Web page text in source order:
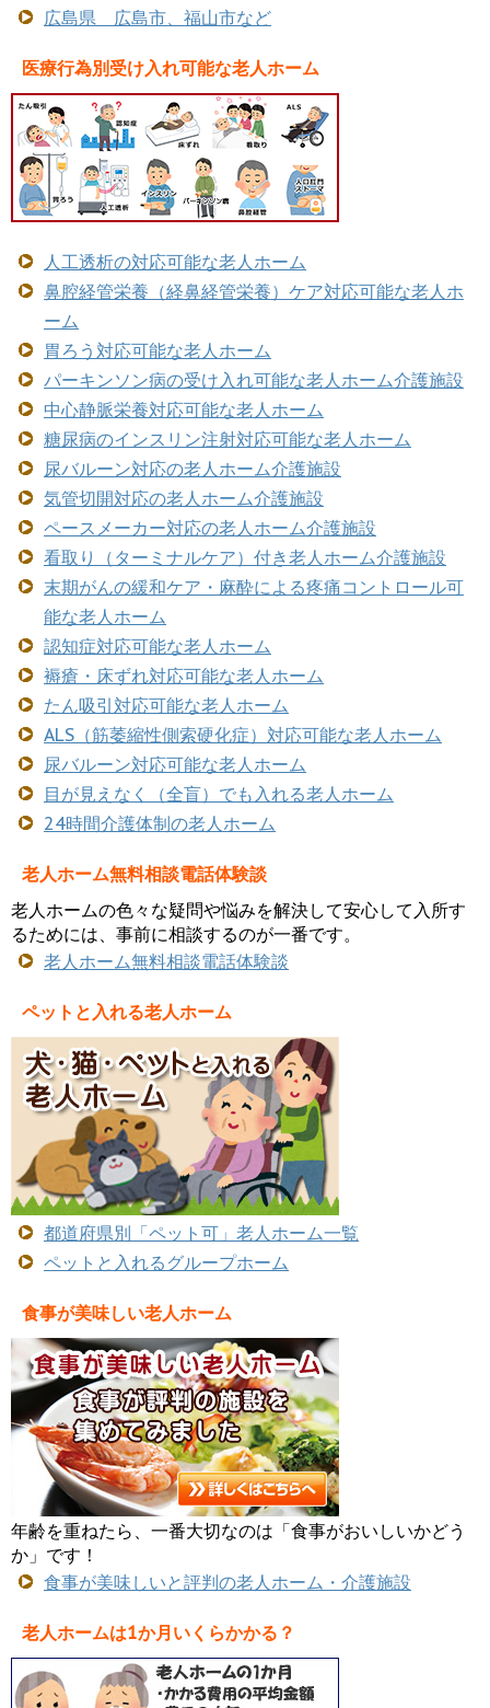
広島県 広島市、福山市など
医療行為別受け入れ可能な老人ホーム
人工透析の対応可能な老人ホーム
鼻腔経管栄養（経鼻経管栄養）ケア対応可能な老人ホ
ーム
胃ろう対応可能な老人ホーム
パーキンソン病の受け入れ可能な老人ホーム介護施設
中心静脈栄養対応可能な老人ホーム
糖尿病のインスリン注射対応可能な老人ホーム
尿バルーン対応の老人ホーム介護施設
気管切開対応の老人ホーム介護施設
ペースメーカー対応の老人ホーム介護施設
看取り（ターミナルケア）付き老人ホーム介護施設
末期がんの緩和ケア・麻酔による疼痛コントロール可
能な老人ホーム
認知症対応可能な老人ホーム
褥瘡・床ずれ対応可能な老人ホーム
たん吸引対応可能な老人ホーム
ALS（筋萎縮性側索硬化症）対応可能な老人ホーム
尿バルーン対応可能な老人ホーム
目が見えなく（全盲）でも入れる老人ホーム
24時間介護体制の老人ホーム
老人ホーム無料相談電話体験談
老人ホームの色々な疑問や悩みを解決して安心して入所す
るためには、事前に相談するのが一番です。
老人ホーム無料相談電話体験談
ペットと入れる老人ホーム
都道府県別「ペット可」老人ホーム一覧
ペットと入れるグループホーム
食事が美味しい老人ホーム
年齢を重ねたら、一番大切なのは「食事がおいしいかどう
か」です！
食事が美味しいと評判の老人ホーム・介護施設
老人ホームは1か月いくらかかる？